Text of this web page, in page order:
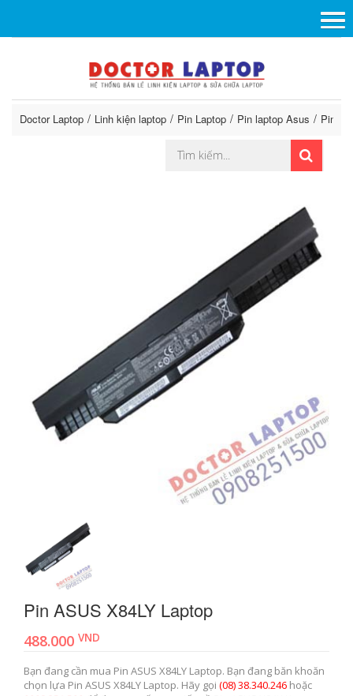
Doctor Laptop Linh kiện laptop Pin Laptop Pin laptop Asus Pin
Pin ASUS X84LY Laptop
488.000 VND
Bạn đang cần mua Pin ASUS X84LY Laptop. Bạn đang băn khoăn
chọn lựa Pin ASUS X84LY Laptop. Hãy gọi (08) 38.340.246 hoặc